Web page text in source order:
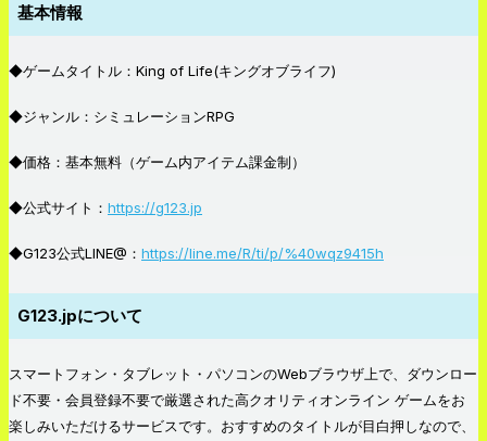
基本情報
◆ゲームタイトル：King of Life(キングオブライフ)
◆ジャンル：シミュレーションRPG
◆価格：基本無料（ゲーム内アイテム課金制）
◆公式サイト： https://g123.jp
◆G123公式LINE@： https://line.me/R/ti/p/%40wqz9415h
G123.jpについて
スマートフォン・タブレット・パソコンのWebブラウザ上で、ダウンロー
ド不要・会員登録不要で厳選された高クオリティオンライン ゲームをお
楽しみいただけるサービスです。おすすめのタイトルが目白押しなので、